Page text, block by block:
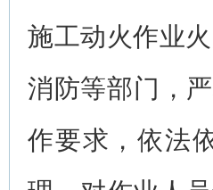
施工动火作业
消防等部门，
作要求，依法